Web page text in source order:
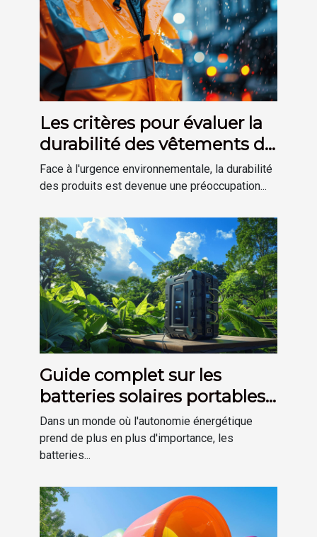
Les critères pour évaluer la
durabilité des vêtements de
pluie professionnels
Face à l'urgence environnementale, la durabilité
des produits est devenue une préoccupation...
Guide complet sur les
batteries solaires portables
pour débutants
Dans un monde où l'autonomie énergétique
prend de plus en plus d'importance, les
batteries...